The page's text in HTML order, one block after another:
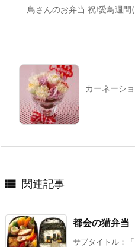
鳥さんのお弁当 祝!愛鳥週
カーネーシ
 関連記事
都会の猫弁当
サブタイトル：